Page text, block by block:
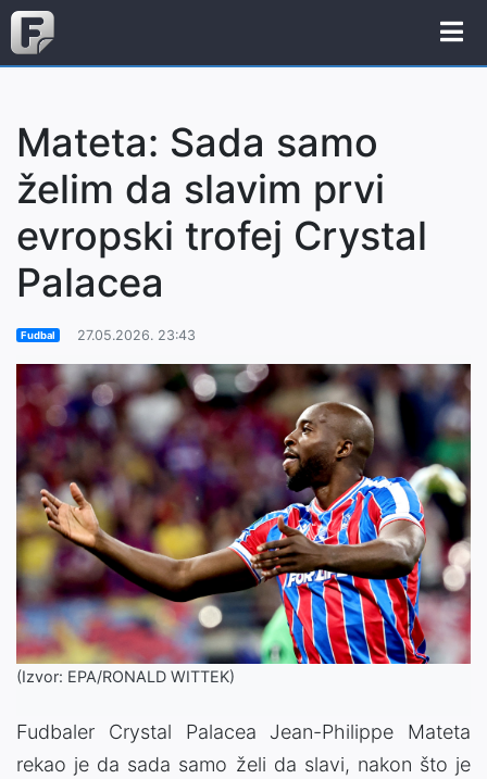
Mateta: Sada samo
želim da slavim prvi
evropski trofej Crystal
Palacea
Fudbal 27.05.2026. 23:43
(Izvor: EPA/RONALD WITTEK)
Fudbaler Crystal Palacea Jean-Philippe Mateta
rekao je da sada samo želi da slavi, nakon što je